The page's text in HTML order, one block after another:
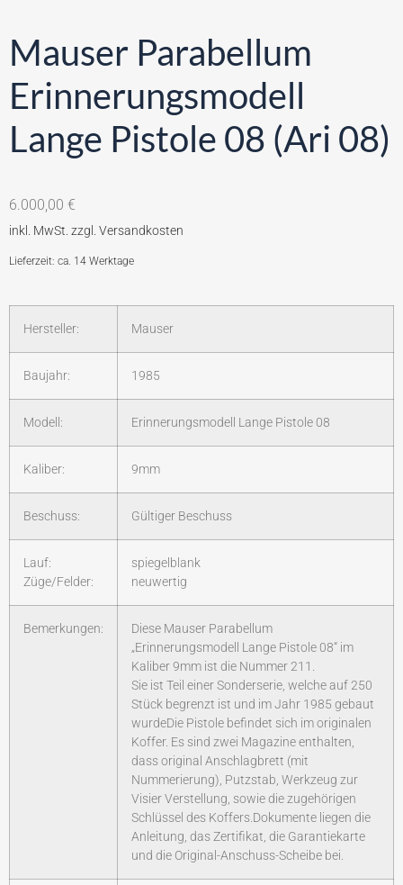
Mauser Parabellum
Erinnerungsmodell
Lange Pistole 08 (Ari 08)
6.000,00 €
Lieferzeit: ca. 14 Werktage
Hersteller: Mauser
Baujahr: 1985
Modell: Erinnerungsmodell Lange Pistole 08
Kaliber: 9mm
Beschuss: Gültiger Beschuss
Lauf:
Züge/Felder:
spiegelblank
neuwertig
Bemerkungen:
Diese Mauser Parabellum
„Erinnerungsmodell Lange Pistole 08“ im
Kaliber 9mm ist die Nummer 211.
Sie ist Teil einer Sonderserie, welche auf 250
Stück begrenzt ist und im Jahr 1985 gebaut
wurdeDie Pistole befindet sich im originalen
Koffer. Es sind zwei Magazine enthalten,
dass original Anschlagbrett (mit
Nummerierung), Putzstab, Werkzeug zur
Visier Verstellung, sowie die zugehörigen
Schlüssel des Koffers.Dokumente liegen die
Anleitung, das Zertifikat, die Garantiekarte
und die Original-Anschuss-Scheibe bei.